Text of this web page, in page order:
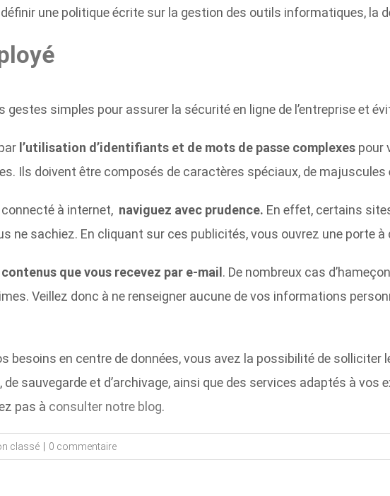
définir une politique écrite sur la gestion des outils informatiques, la
gestes simples pour assurer la sécurité en ligne de l’entreprise et
l’utilisation d’identifiants et de mots de passe complexes pour
Ils doivent être composés de caractères spéciaux, de
à internet, naviguez avec prudence. En effet, certains
ne sachiez. En cliquant sur ces publicités, vous ouvrez une porte
que vous recevez par e-mail . De nombreux cas
Veillez donc à ne renseigner aucune de vos informations
besoins en centre de données, vous avez la possibilité de solliciter
sauvegarde et d’archivage, ainsi que des services adaptés à vos
pas à consulter notre blog.
classé 0 commentaire